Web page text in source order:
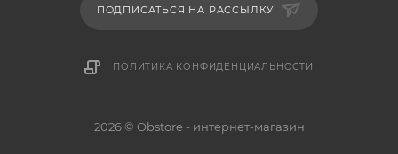
ПОДПИСАТЬСЯ НА РАССЫЛКУ
ПОЛИТИКА КОНФИДЕНЦИАЛЬНОСТИ
2026 © Obstore - интернет-магазин